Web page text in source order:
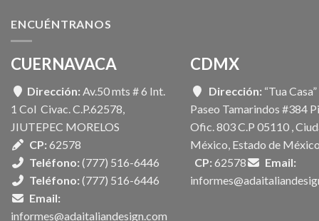
ENCUÉNTRANOS
CUERNAVACA
Dirección: Av.50 mts # 6 Int.
1 Col Civac. C.P.62578,
JIUTEPEC MORELOS
CP: 62578
Teléfono: (777) 516-6446
Teléfono: (777) 516-6446
Email:
informes@adaitaliandesign.com
CDMX
Dirección: “Tua Casa”
Paseo Tamarindos #384
Ofic. 803 C.P 05110 ,
México, Estado de
CP: 62578
Email: